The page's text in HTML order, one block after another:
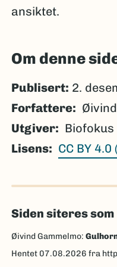
ansiktet.
Om denne
Publisert: 2.
Forfattere
Utgiver
Biofokus
Lisens
CC BY
Siden siteres som
Øivind Gammelmo:
Hentet 07.08.2026 fra